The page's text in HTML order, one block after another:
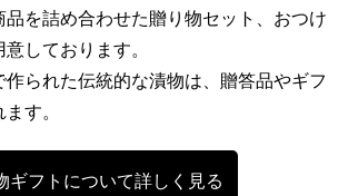
品を詰め合わせた贈り物セット、おつけ
しております。
作られた伝統的な漬物は、贈答品やギフ
す。
ギフトについて詳しく見る